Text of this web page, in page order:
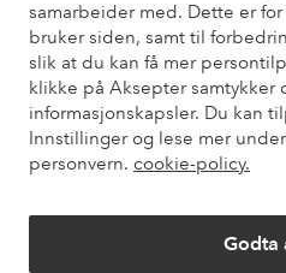
samarbeider med. Dette er
bruker siden, samt til
slik at du kan få mer
klikke på Aksepter samtykker
informasjonskapsler. Du kan
Innstillinger og lese mer
personvern. cookie-policy.
Godta
Sikre
Vil du vite mer om våre
elpy